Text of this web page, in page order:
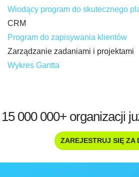
Wiodący program do skutecznego
CRM
Program do zapisywania klientów
Zarządzanie zadaniami i projektami
Wykres Gantta
15 000 000+ organizacji
ZAREJESTRUJ SIĘ ZA